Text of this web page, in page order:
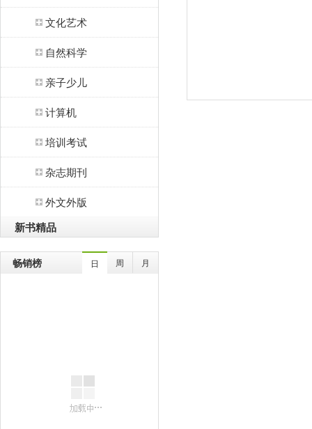
文化艺术
自然科学
亲子少儿
计算机
培训考试
杂志期刊
外文外版
新书精品
畅销榜 日 周 月